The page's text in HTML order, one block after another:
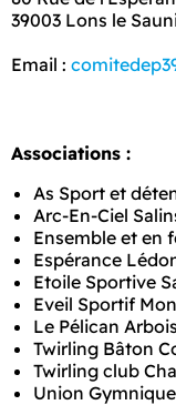
39003 Lons le
Email :
Associations :
As Sport et
Arc-En-Ciel
Ensemble et en
Espérance
Etoile Sportive
Eveil Sportif
Le Pélican Arbois
Twirling Bâton
Twirling club
Union